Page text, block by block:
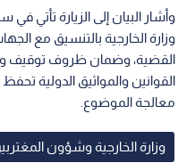
وأشار البيان إلى الزيارة تأتي
وزارة الخارجية بالتنسيق مع
القضية، وضمان ظروف توقيف
القوانين والمواثيق الدولية
معالجة الموضوع.
وزارة الخارجية وشؤون